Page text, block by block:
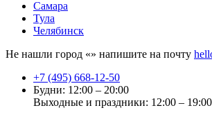
Самара
Тула
Челябинск
Не нашли город «» напишите на почту
+7 (495) 668-12-50
Будни: 12:00 – 20:00
Выходные и праздники: 12:00 – 19:00